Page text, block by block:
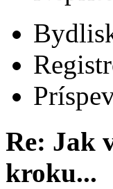
Re: Jak
kroku...